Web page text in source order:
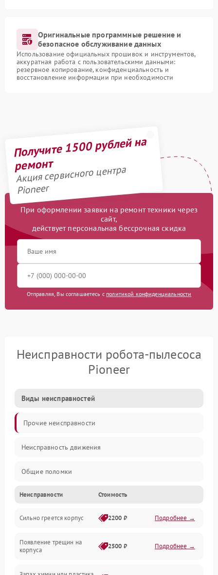
Оригинальные программные решение и
безопасное обслуживание данных
Использование официальных прошивок и инструментов,
аккуратная работа с пользовательскими данными:
резервное копирование, конфиденциальность и
восстановление информации при необходимости
Получите 1500 рублей на
ремонт
Акция сервисного центра
Pioneer
При оформлении заявки на ремонт техники через
сайт,
действует персональная бессрочная скидка
Отправляя, Вы соглашаетесь с политикой конфиденциальности
Неисправности робота-пылесоса
Pioneer
Виды неисправностей
Прочие неисправности
Неисправность движения
Общие поломки
Неисправность датчиков
Неисправность программного обеспечения
Проблемы с сигналом
Неисправности Стоимость
Сильно греется корпус 2200 ₽ Подробнее →
Появление трещин на
корпуса
2500 ₽ Подробнее →